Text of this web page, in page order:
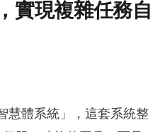
實現複雜任務自
慧體系統」，這套系統整